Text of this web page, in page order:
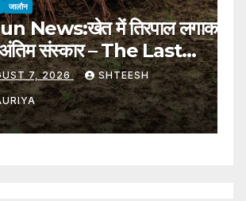
में तिरपाल लगाकर
संस्कार – The Last
Performed By
A Tarpaulin In The
7, 2026 SHTEESH